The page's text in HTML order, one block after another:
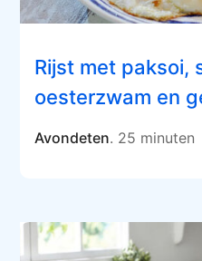
Rijst met paksoi,
oesterzwam en
Avondeten. 25 minuten